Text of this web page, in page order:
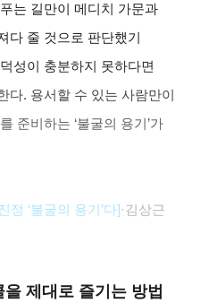
는 길만이 메디치 가문과
다 줄 것으로 판단했기
성이 충분하지 못하다면
다. 용서할 수 있는 사람만이
준비하는 ‘불굴의 용기’가
정 ‘불굴의 용기’다] ·김상근
제대로 즐기는 방법